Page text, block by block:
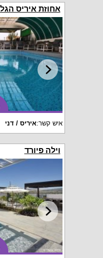
אחוזת איריס
איש קשר:איריס / דני
וילה פיורד